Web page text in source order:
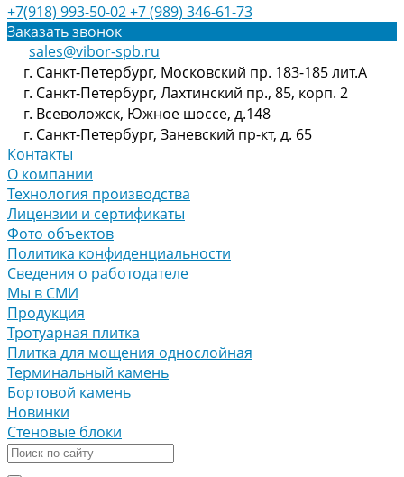
+7(918) 993-50-02+7 (989) 346-61-73
Заказать звонок
sales@vibor-spb.ru
г. Санкт-Петербург, Московский пр. 183-185 лит.А
г. Санкт-Петербург, Лахтинский пр., 85, корп. 2
г. Всеволожск, Южное шоссе, д.148
г. Санкт-Петербург, Заневский пр-кт, д. 65
Контакты
О компании
Технология производства
Лицензии и сертификаты
Фото объектов
Политика конфиденциальности
Сведения о работодателе
Мы в СМИ
Продукция
Тротуарная плитка
Плитка для мощения однослойная
Терминальный камень
Бортовой камень
Новинки
Стеновые блоки